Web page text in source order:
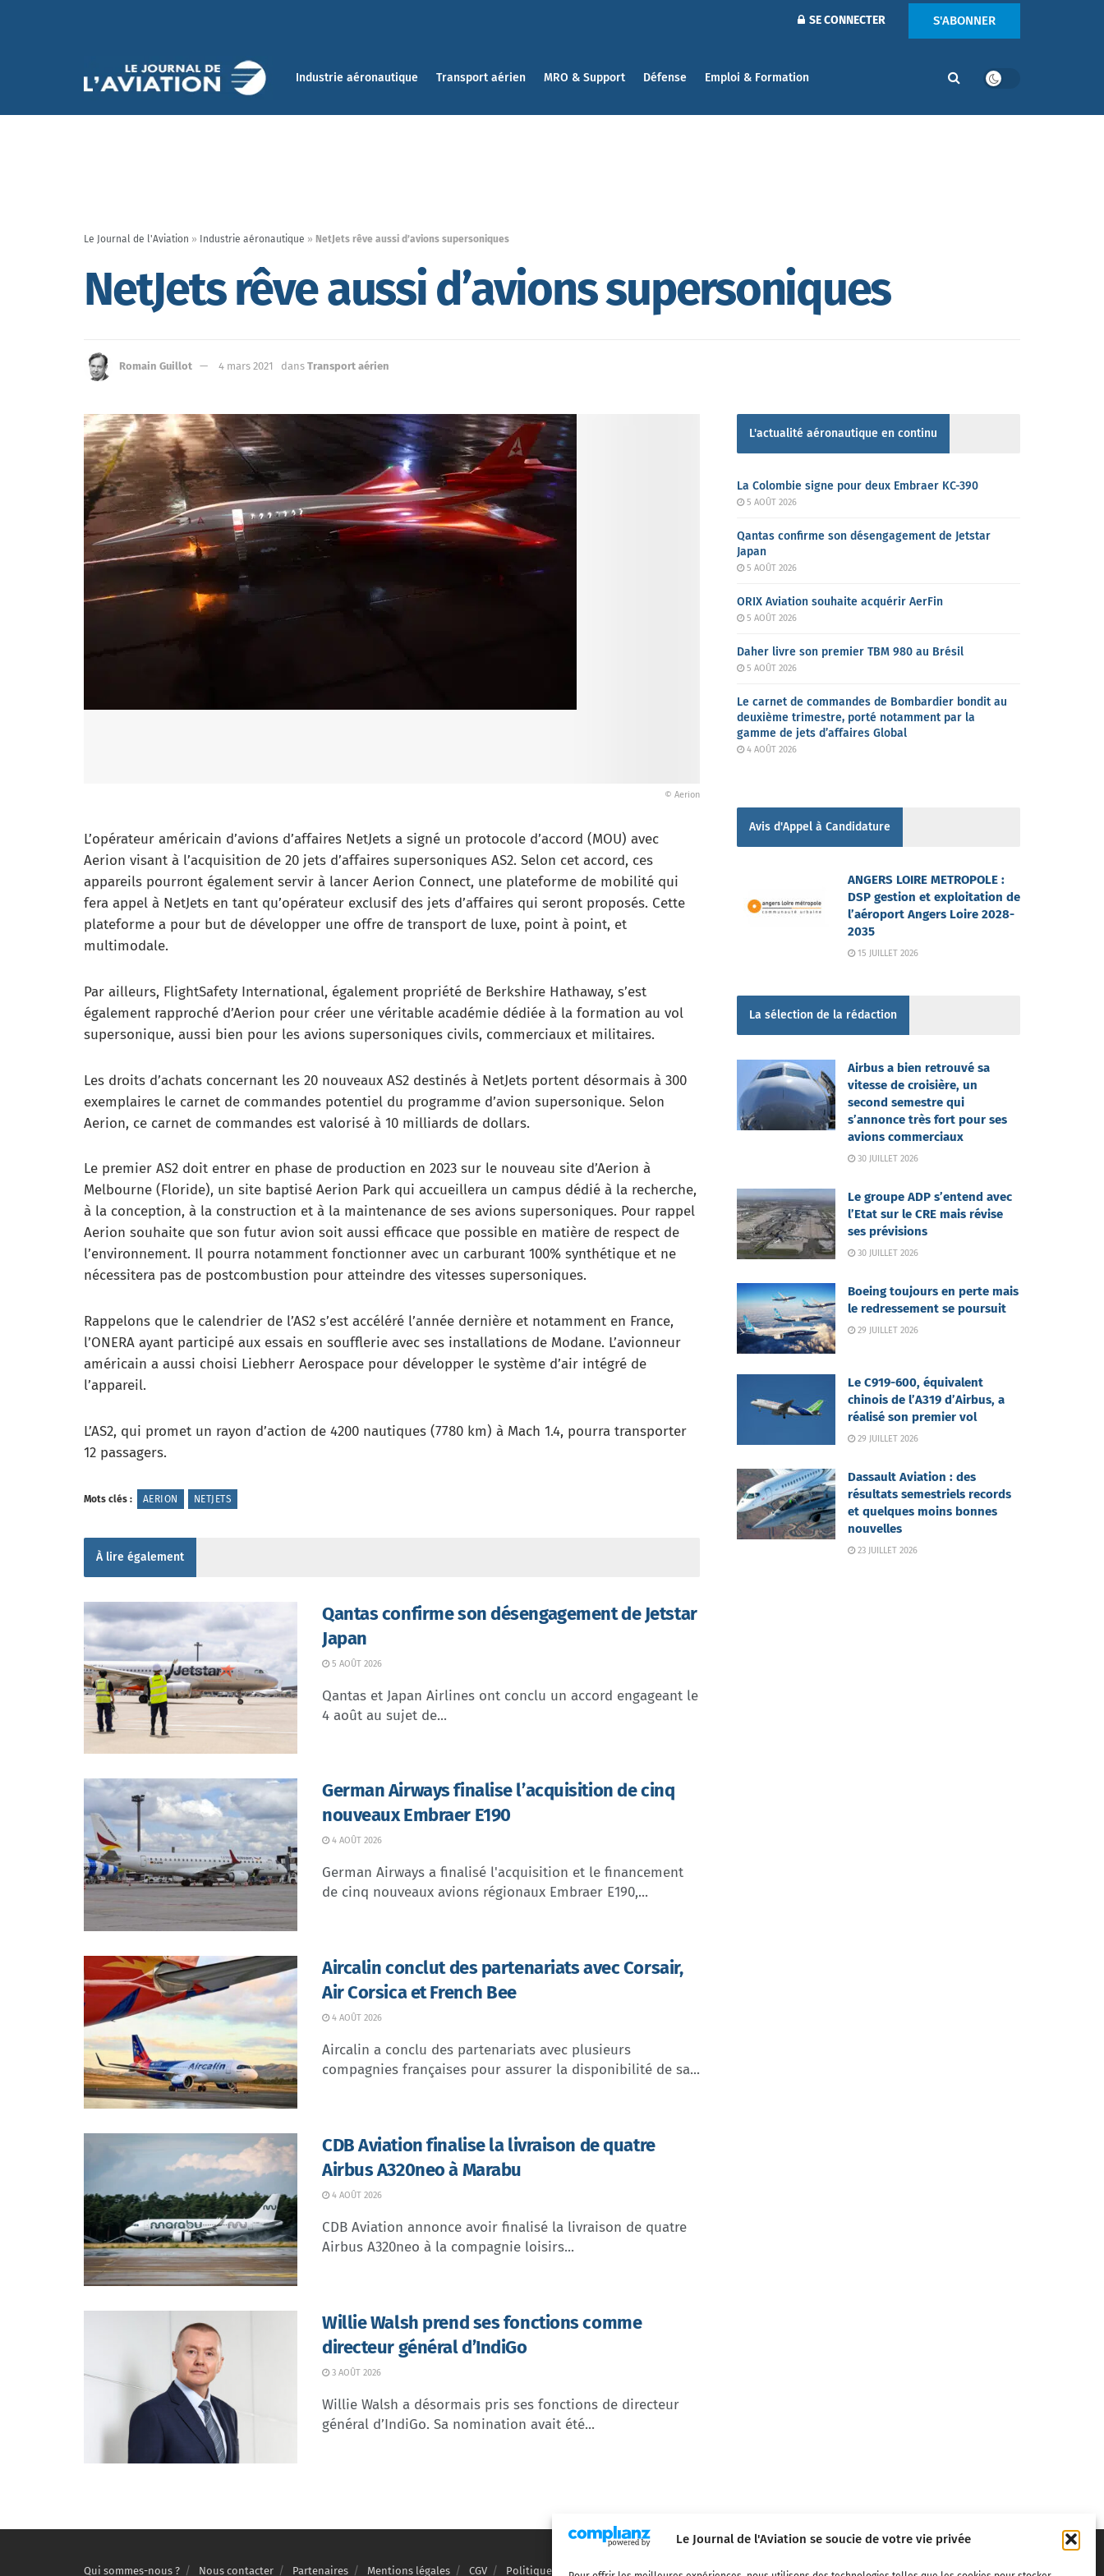
Le Journal de l'Aviation se soucie de votre vie privée
SE CONNECTER S'ABONNER
Industrie aéronautique Transport aérien MRO & Support Défense Emploi & Formation
Le Journal de l'Aviation » Industrie aéronautique » NetJets rêve aussi d’avions supersoniques
NetJets rêve aussi d’avions supersoniques
Romain Guillot 4 mars 2021 dans Transport aérien
© Aerion
L’opérateur américain d’avions d’affaires NetJets a signé un protocole d’accord (MOU) avec
Aerion visant à l’acquisition de 20 jets d’affaires supersoniques AS2. Selon cet accord, ces
appareils pourront également servir à lancer Aerion Connect, une plateforme de mobilité qui
fera appel à NetJets en tant qu’opérateur exclusif des jets d’affaires qui seront proposés. Cette
plateforme a pour but de développer une offre de transport de luxe, point à point, et
multimodale.
Par ailleurs, FlightSafety International, également propriété de Berkshire Hathaway, s’est
également rapproché d’Aerion pour créer une véritable académie dédiée à la formation au vol
supersonique, aussi bien pour les avions supersoniques civils, commerciaux et militaires.
Les droits d’achats concernant les 20 nouveaux AS2 destinés à NetJets portent désormais à 300
exemplaires le carnet de commandes potentiel du programme d’avion supersonique. Selon
Aerion, ce carnet de commandes est valorisé à 10 milliards de dollars.
Le premier AS2 doit entrer en phase de production en 2023 sur le nouveau site d’Aerion à
Melbourne (Floride), un site baptisé Aerion Park qui accueillera un campus dédié à la recherche,
à la conception, à la construction et à la maintenance de ses avions supersoniques. Pour rappel
Aerion souhaite que son futur avion soit aussi efficace que possible en matière de respect de
l’environnement. Il pourra notamment fonctionner avec un carburant 100% synthétique et ne
nécessitera pas de postcombustion pour atteindre des vitesses supersoniques.
Rappelons que le calendrier de l’AS2 s’est accéléré l’année dernière et notamment en France,
l’ONERA ayant participé aux essais en soufflerie avec ses installations de Modane. L’avionneur
américain a aussi choisi Liebherr Aerospace pour développer le système d’air intégré de
l’appareil.
L’AS2, qui promet un rayon d’action de 4200 nautiques (7780 km) à Mach 1.4, pourra transporter
12 passagers.
Mots clés : AERION NETJETS
À lire également
Qantas confirme son désengagement de Jetstar
Japan
5 AOÛT 2026
Qantas et Japan Airlines ont conclu un accord engageant le
4 août au sujet de...
German Airways finalise l’acquisition de cinq
nouveaux Embraer E190
4 AOÛT 2026
German Airways a finalisé l'acquisition et le financement
de cinq nouveaux avions régionaux Embraer E190,...
Aircalin conclut des partenariats avec Corsair,
Air Corsica et French Bee
4 AOÛT 2026
Aircalin a conclu des partenariats avec plusieurs
compagnies françaises pour assurer la disponibilité de sa...
CDB Aviation finalise la livraison de quatre
Airbus A320neo à Marabu
4 AOÛT 2026
CDB Aviation annonce avoir finalisé la livraison de quatre
Airbus A320neo à la compagnie loisirs...
Willie Walsh prend ses fonctions comme
directeur général d’IndiGo
3 AOÛT 2026
Willie Walsh a désormais pris ses fonctions de directeur
général d’IndiGo. Sa nomination avait été...
L'actualité aéronautique en continu
La Colombie signe pour deux Embraer KC-390
5 AOÛT 2026
Qantas confirme son désengagement de Jetstar
Japan
5 AOÛT 2026
ORIX Aviation souhaite acquérir AerFin
5 AOÛT 2026
Daher livre son premier TBM 980 au Brésil
5 AOÛT 2026
Le carnet de commandes de Bombardier bondit au
deuxième trimestre, porté notamment par la
gamme de jets d’affaires Global
4 AOÛT 2026
Avis d'Appel à Candidature
ANGERS LOIRE METROPOLE :
DSP gestion et exploitation de
l’aéroport Angers Loire 2028-
2035
15 JUILLET 2026
La sélection de la rédaction
Airbus a bien retrouvé sa
vitesse de croisière, un
second semestre qui
s’annonce très fort pour ses
avions commerciaux
30 JUILLET 2026
Le groupe ADP s’entend avec
l’Etat sur le CRE mais révise
ses prévisions
30 JUILLET 2026
Boeing toujours en perte mais
le redressement se poursuit
29 JUILLET 2026
Le C919-600, équivalent
chinois de l’A319 d’Airbus, a
réalisé son premier vol
29 JUILLET 2026
Dassault Aviation : des
résultats semestriels records
et quelques moins bonnes
nouvelles
23 JUILLET 2026
Qui sommes-nous ? Nous contacter Partenaires Mentions légales CGV Politique de confidentialité